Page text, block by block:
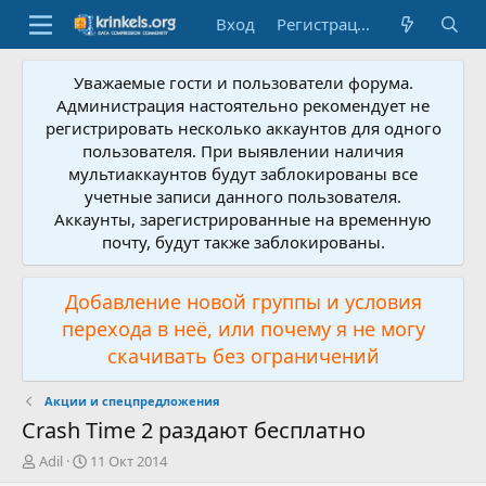
Вход Регистрация
Уважаемые гости и пользователи форума.
Администрация настоятельно рекомендует не
регистрировать несколько аккаунтов для одного
пользователя. При выявлении наличия
мультиаккаунтов будут заблокированы все
учетные записи данного пользователя.
Аккаунты, зарегистрированные на временную
почту, будут также заблокированы.
Добавление новой группы и условия
перехода в неё, или почему я не могу
скачивать без ограничений
Акции и спецпредложения
Crash Time 2 раздают бесплатно
А
Adil
Д11 Окт 2014